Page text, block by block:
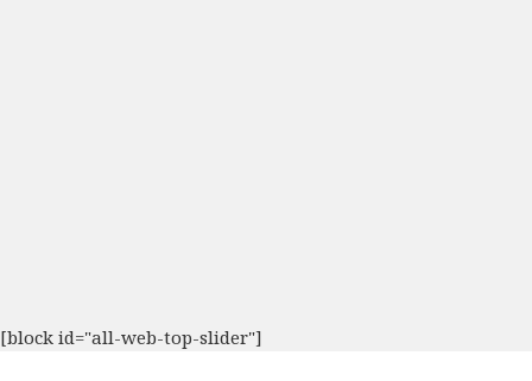
[block id="all-web-top-slider"]